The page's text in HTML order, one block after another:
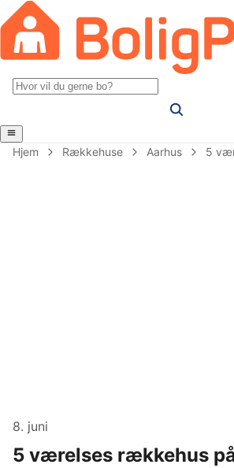
Hjem Rækkehuse Aarhus 5
8. juni
5 værelses rækkehus på